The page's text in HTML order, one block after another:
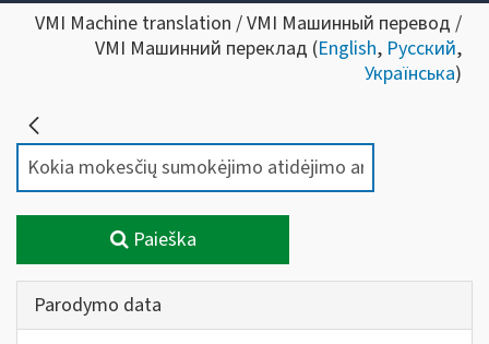
VMI Machine translation / VMI Машинный перевод /
VMI Машинний переклад (English, Русский,
Українська)
Paieška
Parodymo data